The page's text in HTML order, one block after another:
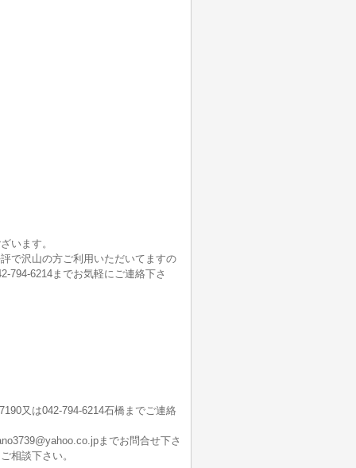
います。
で沢山の方ご利用いただいてますの
794-6214までお気軽にご連絡下さ
又は042-794-6214石橋までご連絡
までお問合せ下さ
相談下さい。